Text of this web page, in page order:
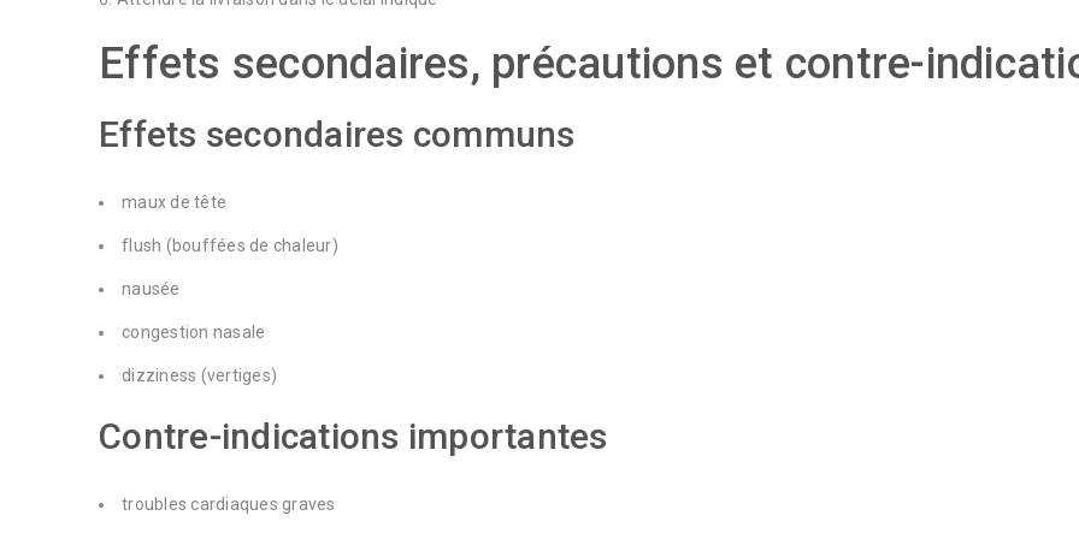
Effets secondaires, précautions et contre-
Effets secondaires communs
maux de tête
flush (bouffées de chaleur)
nausée
congestion nasale
dizziness (vertiges)
Contre-indications importantes
troubles cardiaques graves